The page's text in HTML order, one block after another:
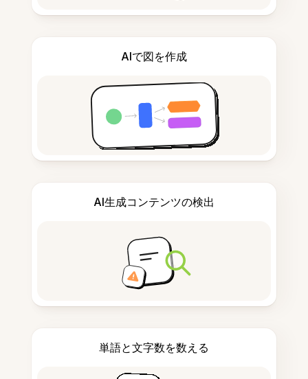
AIで図を作成
AI生成コンテンツの検出
単語と文字数を数える